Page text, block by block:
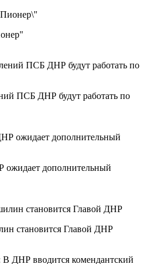
ПСБ ДНР будут работать по
дополнительный
становится Главой ДНР